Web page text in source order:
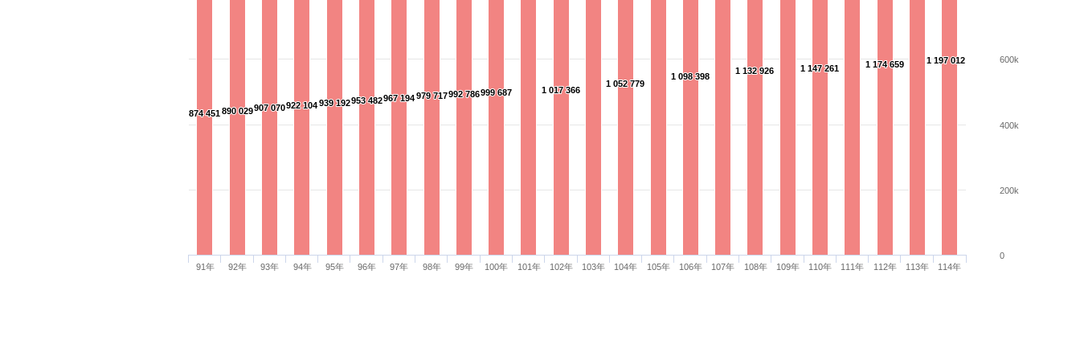
874 451
874 451890 029
890 029907 070
907 070922 104
922 104939 192
939 192953 482
953 482967 194
967 194979 717
979 717992 786
992 786999 687
999 687 1 017 366
1 017 366
1 052 779
1 052 779
1 098 398
1 098 398
1 132 926
1 132 926 1 147 261
1 147 261 1 174 659
1 174 659 1 197 012
1 197 012
91年 92年 93年 94年 95年 96年 97年 98年 99年 100年 101年 102年 103年 104年 105年 106年 107年 108年 109年 110年 111年 112年 113年 114年
0
200k
400k
600k